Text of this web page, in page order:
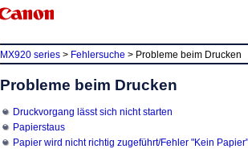
MX920 series > Fehlersuche > Probleme beim Drucken
Probleme beim Drucken
Druckvorgang lässt sich nicht starten
Papierstaus
Papier wird nicht richtig zugeführt/Fehler "Kein